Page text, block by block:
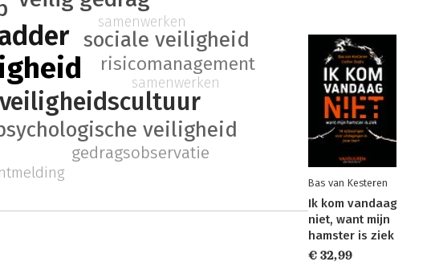
veiligheidscultuur
veiligheid
sociale veiligheid
risicomanagement
gedragsobservatie
samenwerken
samenwerken
Bas van Kesteren
Ik kom vandaag
niet, want mijn
hamster is ziek
€ 32,99